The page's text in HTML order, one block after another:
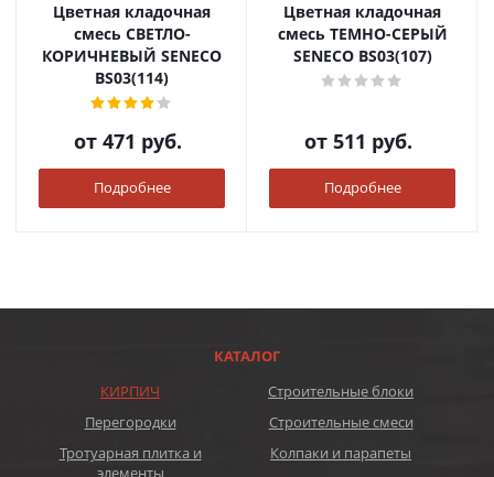
Цветная кладочная
смесь СВЕТЛО-
КОРИЧНЕВЫЙ SENECO
BS03(114)
от 471 руб.
Подробнее
Цветная кладочная
смесь ТЕМНО-СЕРЫЙ
SENECO BS03(107)
от 511 руб.
Подробнее
КАТАЛОГ
КИРПИЧ
Строительные блоки
Перегородки
Строительные смеси
Тротуарная плитка и
элементы
Колпаки и парапеты